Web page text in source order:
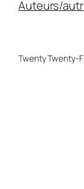
Auteurs/
Twenty Twenty-